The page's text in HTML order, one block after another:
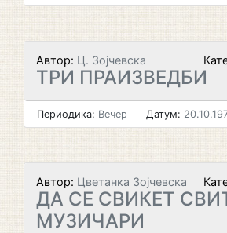
Автор: Ц. Зојчевска
ТРИ ПРАИЗВЕДБИ
Периодика: Вечер Датум:
Автор: Цветанка Зојчевска
ДА СЕ СВИКЕТ
МУЗИЧАРИ